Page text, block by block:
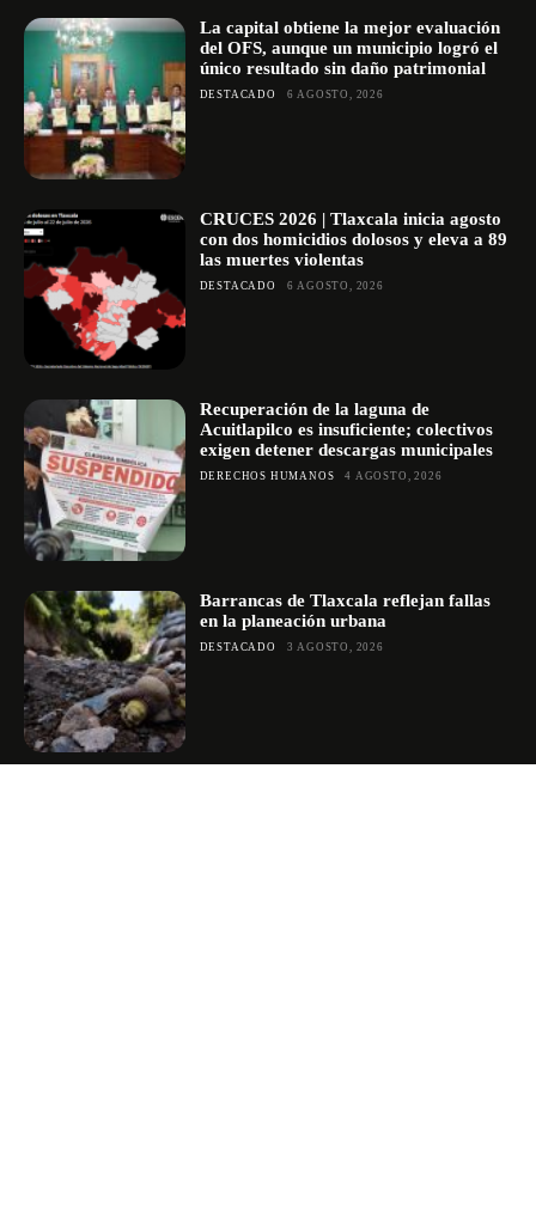
La capital obtiene la mejor evaluación
del OFS, aunque un municipio logró el
único resultado sin daño patrimonial
DESTACADO 6 AGOSTO, 2026
CRUCES 2026 | Tlaxcala inicia agosto
con dos homicidios dolosos y eleva a 89
las muertes violentas
DESTACADO 6 AGOSTO, 2026
Recuperación de la laguna de
Acuitlapilco es insuficiente; colectivos
exigen detener descargas municipales
DERECHOS HUMANOS 4 AGOSTO, 2026
Barrancas de Tlaxcala reflejan fallas
en la planeación urbana
DESTACADO 3 AGOSTO, 2026